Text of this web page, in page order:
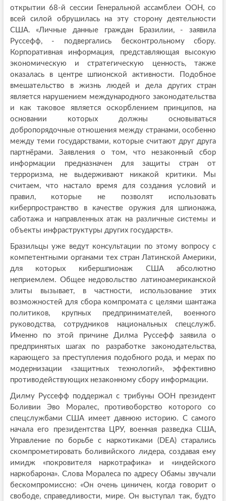
открытии 68-й сессии Генеральной ассамблеи ООН, со
всей силой обрушилась на эту сторону деятельности
США. «Личные данные граждан Бразилии, - заявила
Руссефф, - подвергались бесконтрольному сбору.
Корпоративная информация, представляющая высокую
экономическую и стратегическую ценность, также
оказалась в центре шпионской активности. Подобное
вмешательство в жизнь людей и дела других стран
является нарушением международного законодательства
и как таковое является оскорблением принципов, на
основании которых должны основываться
добропорядочные отношения между странами, особенно
между теми государствами, которые считают друг друга
партнёрами. Заявления о том, что незаконный сбор
информации предназначен для защиты стран от
терроризма, не выдерживают никакой критики. Мы
считаем, что настало время для создания условий и
правил, которые не позволят использовать
киберпространство в качестве оружия для шпионажа,
саботажа и направленных атак на различные системы и
объекты инфраструктуры других государств».
Бразильцы уже ведут консультации по этому вопросу с
компетентными органами тех стран Латинской Америки,
для которых кибершпионаж США абсолютно
неприемлем. Общее недовольство латиноамериканской
элиты вызывает, в частности, использование этих
возможностей для сбора компромата с целями шантажа
политиков, крупных предпринимателей, военного
руководства, сотрудников национальных спецслужб.
Именно по этой причине Дилма Руссефф заявила о
предпринятых шагах по разработке законодательства,
карающего за преступления подобного рода, и мерах по
модернизации «защитных технологий», эффективно
противодействующих незаконному сбору информации.
Дилму Руссефф поддержал с трибуны ООН президент
Боливии Эво Моралес, противоборство которого со
спецслужбами США имеет давнюю историю. С самого
начала его президентства ЦРУ, военная разведка США,
Управление по борьбе с наркотиками (DEA) старались
скомпрометировать боливийского лидера, создавая ему
имидж «покровителя наркотрафика» и «индейского
наркобарона». Слова Моралеса по адресу Обамы звучали
бескомпромиссно: «Он очень циничен, когда говорит о
свободе, справедливости, мире. Он выступал так, будто